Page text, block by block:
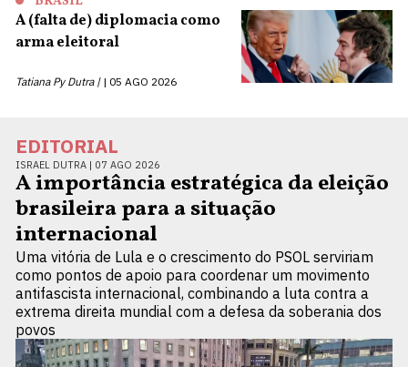
A (falta de) diplomacia como
arma eleitoral
Tatiana Py Dutra | 05 AGO 2026
EDITORIAL
ISRAEL DUTRA | 07 AGO 2026
A importância estratégica da eleição
brasileira para a situação
internacional
Uma vitória de Lula e o crescimento do PSOL serviriam
como pontos de apoio para coordenar um movimento
antifascista internacional, combinando a luta contra a
extrema direita mundial com a defesa da soberania dos
povos